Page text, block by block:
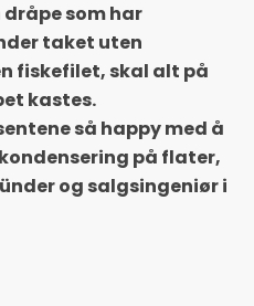
som har
taket uten
fiskefilet, skal alt på
kastes.
så happy med å
på flater,
og salgsingeniør i